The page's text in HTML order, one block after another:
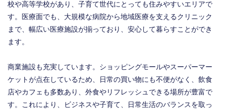
校や高等学校があり、子育て世代にとっても住みやすいエリアで
す。医療面でも、大規模な病院から地域医療を支えるクリニック
まで、幅広い医療施設が揃っており、安心して暮らすことができ
ます。
商業施設も充実しています。ショッピングモールやスーパーマー
ケットが点在しているため、日常の買い物にも不便がなく、飲食
店やカフェも多数あり、外食やリフレッシュできる場所が豊富で
す。これにより、ビジネスや子育て、日常生活のバランスを取っ